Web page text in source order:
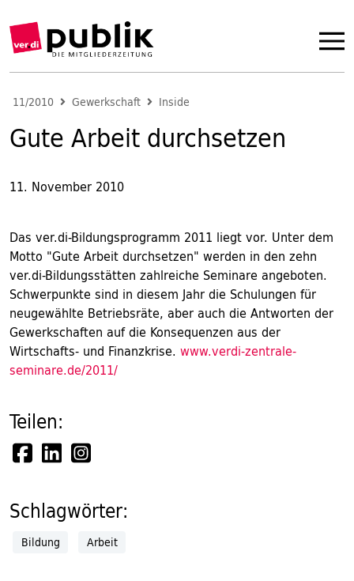
11/2010 Gewerkschaft Inside
Gute Arbeit durchsetzen
11. November 2010
Das ver.di-Bildungsprogramm 2011 liegt vor. Unter dem
Motto "Gute Arbeit durchsetzen" werden in den zehn
ver.di-Bildungsstätten zahlreiche Seminare angeboten.
Schwerpunkte sind in diesem Jahr die Schulungen für
neugewählte Betriebsräte, aber auch die Antworten der
Gewerkschaften auf die Konsequenzen aus der
Wirtschafts- und Finanzkrise. www.verdi-zentrale-
seminare.de/2011/
Teilen:
Schlagwörter:
Bildung Arbeit